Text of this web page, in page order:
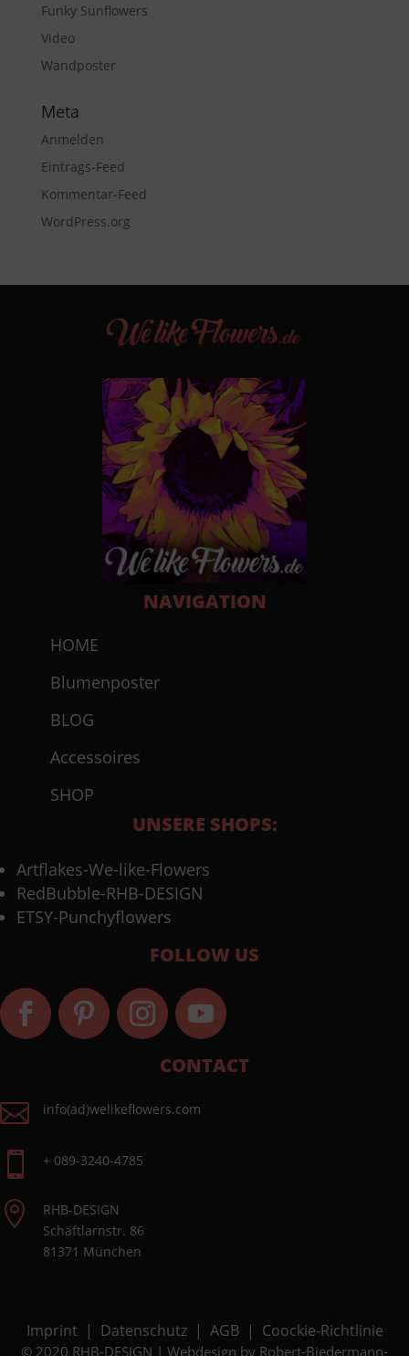
Funky Sunflowers
Video
Wandposter
Meta
Anmelden
Eintrags-Feed
Kommentar-Feed
WordPress.org
NAVIGATION
HOME
Blumenposter
BLOG
Accessoires
SHOP
UNSERE SHOPS:
Artflakes-We-like-Flowers
RedBubble-RHB-DESIGN
ETSY-Punchyflowers
FOLLOW US
CONTACT
 info(ad)welikeflowers.com
 + 089-3240-4785

RHB-DESIGN
Schäftlarnstr. 86
81371 München
Imprint | Datenschutz| AGB| Coockie-Richtlinie
© 2020 RHB-DESIGN | Webdesign by Robert-Biedermann-